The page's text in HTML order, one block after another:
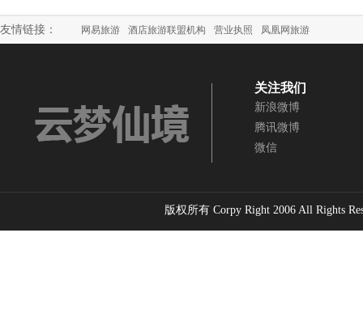
江问道 ——云
净山
境
燕山龙源·云梦
云梦仙境记
云梦仙境
家“一带一
鬼谷子文化论
文汇编---《鬼
谷子》思想旨
鬼谷子文化论
文汇编---鬼谷
友情链接： 网易旅游 酒店旅游联盟机构 营业执照 凤凰网旅游
关注我们
新浪微博
腾讯微博
微信
版权所有 Corpy Right 2006 All Rights